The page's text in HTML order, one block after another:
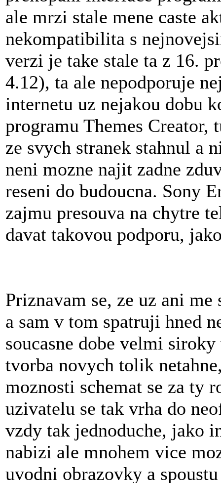
ale mrzi stale mene caste
nekompatibilita s
verzi je take stale ta z 16.
4.12), ta ale nepodporuje
internetu uz nejakou dobu
programu Themes Creator,
ze svych stranek stahnul a
neni mozne najit zadne
reseni do budoucna. Sony
zajmu presouva na chytre
davat takovou podporu,
Priznavam se, ze uz ani
a sam v tom spatruji hned
soucasne dobe velmi
tvorba novych tolik
moznosti schemat se za ty
uzivatelu se tak vrha do
vzdy tak jednoduche, jako
nabizi ale mnohem vice
uvodni obrazovky a